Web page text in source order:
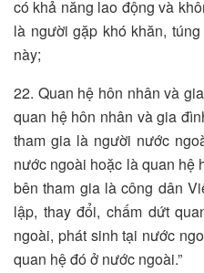
có khả năng lao động và
là người gặp khó khăn,
này;
22. Quan hệ hôn nhân và
quan hệ hôn nhân và gia
tham gia là người nước
nước ngoài hoặc là quan hệ
bên tham gia là công dân
lập, thay đổi, chấm dứt
ngoài, phát sinh tại nước
quan hệ đó ở nước ngoài.”